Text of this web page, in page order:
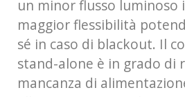
un minor flusso luminoso
maggior flessibilità
sé in caso di blackout. Il
stand-alone è in grado di
mancanza di